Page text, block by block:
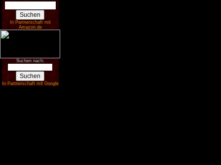
In Partnerschaft mit
Amazon.de
Suchen nach:
In Partnerschaft mit Google